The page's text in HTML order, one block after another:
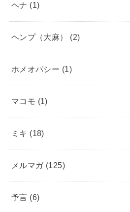
ヘナ (1)
ヘンプ（大麻） (2)
ホメオパシー (1)
マコモ (1)
ミキ (18)
メルマガ (125)
予言 (6)